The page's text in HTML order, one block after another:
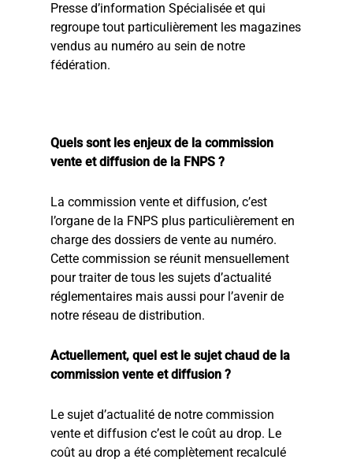
Presse d’information Spécialisée et qui
regroupe tout particulièrement les magazines
vendus au numéro au sein de notre
fédération.
Quels sont les enjeux de la commission
vente et diffusion de la FNPS ?
La commission vente et diffusion, c’est
l’organe de la FNPS plus particulièrement en
charge des dossiers de vente au numéro.
Cette commission se réunit mensuellement
pour traiter de tous les sujets d’actualité
réglementaires mais aussi pour l’avenir de
notre réseau de distribution.
Actuellement, quel est le sujet chaud de la
commission vente et diffusion ?
Le sujet d’actualité de notre commission
vente et diffusion c’est le coût au drop. Le
coût au drop a été complètement recalculé